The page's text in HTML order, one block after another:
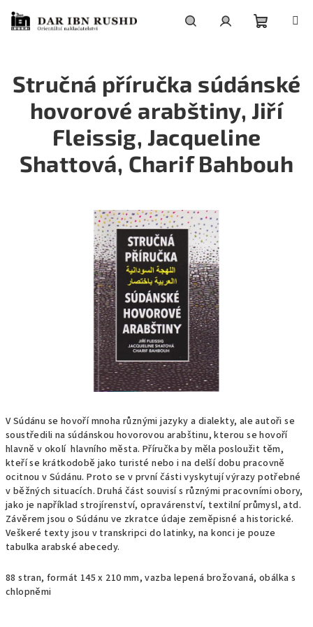
obsah
košík
V Súdánu se hovoří mnoha různými jazyky a dialekty, ale autoři se
soustředili na súdánskou hovorovou arabštinu, kterou se hovoří
hlavně v okolí hlavního města. Příručka by měla posloužit těm,
kteří se krátkodobě jako turisté nebo i na delší dobu pracovně
ocitnou v Súdánu. Proto se v první části vyskytují výrazy potřebné
v běžných situacích. Druhá část souvisí s různými pracovními obory,
jako je například strojírenství, opravárenství, textilní průmysl, atd.
Závěrem jsou o Súdánu ve zkratce údaje zeměpisné a historické.
Veškeré texty jsou v transkripci do latinky, na konci je pouze
tabulka arabské abecedy.
88 stran, formát 145 x 210 mm, vazba lepená brožovaná, obálka s
chlopněmi
Stručná příručka súdánské
hovorové arabštiny, Jiří
Fleissig, Jacqueline
Shattová, Charif Bahbouh